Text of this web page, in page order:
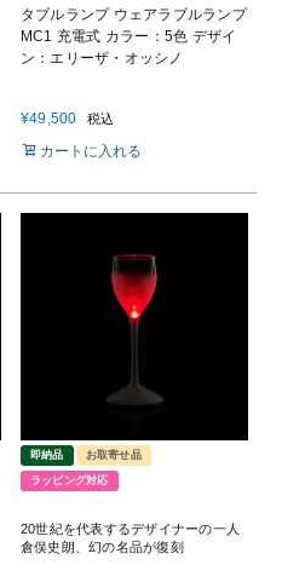
タブルランプ ウェアラブルランプ
MC1 充電式 カラー：5色 デザイ
ン：エリーザ・オッシノ
¥49,500 税込
カートに入れる
即納品 お取寄せ品
ラッピング対応
20世紀を代表するデザイナーの一人
倉俣史朗、幻の名品が復刻